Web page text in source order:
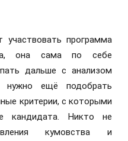
программа
она сама по себе
дальше с анализом
нужно ещё подобрать
критерии, с которыми
кандидата. Никто не
кумовства и